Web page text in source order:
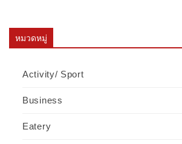
หมวดหมู่
Activity/ Sport
Business
Eatery